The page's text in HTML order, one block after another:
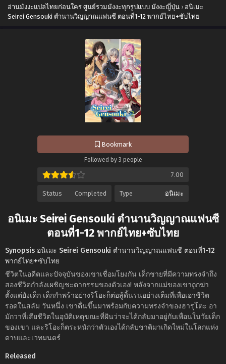
อ่านมังงะแปลไทยก่อนใคร ศูนย์รวมมังงะทุกรูปแบบ มังงะญี่ปุ่น › อนิเมะ
Seirei Gensouki ตำนานวิญญาณแฟนซี ตอนที่1-12 พากย์ไทย+ซับไทย
Bookmark
Followed by 3 people
7.00
Status Completed Type อนิเมะ
อนิเมะ Seirei Gensouki ตำนานวิญญาณแฟนซี
ตอนที่1-12 พากย์ไทย+ซับไทย
Synopsis อนิเมะ Seirei Gensouki ตำนานวิญญาณแฟนซี ตอนที่1-12
พากย์ไทย+ซับไทย
ชีวิตในอดีตและปัจจุบันของเขาเชื่อมโยงกัน เด็กชายที่มีความทรงจำถึง
สองชีวิตกำลังเผชิญชะตากรรมของตัวเอง! หลังจากแม่ของเขาถูกฆ่า
ตั้งแต่ยังเด็ก เด็กกำพร้าอย่างริโอะก็ต่อสู้ดิ้นรนอย่างเต็มที่เพื่อเอาชีวิต
รอดในสลัม วันหนึ่ง เขาตื่นขึ้นมาพร้อมกับความทรงจำของฮารุโตะ อา
มักวาที่เสียชีวิตในอุบัติเหตุขณะที่ฝันว่าจะได้กลับมาอยู่กับเพื่อนในวัยเด็ก
ของเขา และริโอะก็ตระหนักว่าตัวเองได้กลับชาติมาเกิดใหม่ในโลกแห่ง
ดาบและเวทมนตร์
Released